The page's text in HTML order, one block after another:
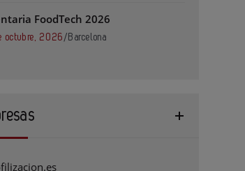
FoodTech 2026
octubre, 2026/ Barcelona